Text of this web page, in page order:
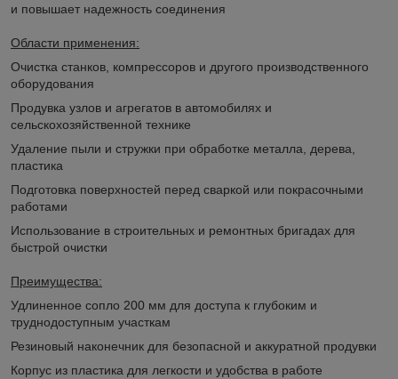
и повышает надежность соединения
Области применения:
Очистка станков, компрессоров и другого производственного
оборудования
Продувка узлов и агрегатов в автомобилях и
сельскохозяйственной технике
Удаление пыли и стружки при обработке металла, дерева,
пластика
Подготовка поверхностей перед сваркой или покрасочными
работами
Использование в строительных и ремонтных бригадах для
быстрой очистки
Преимущества:
Удлиненное сопло 200 мм для доступа к глубоким и
труднодоступным участкам
Резиновый наконечник для безопасной и аккуратной продувки
Корпус из пластика для легкости и удобства в работе